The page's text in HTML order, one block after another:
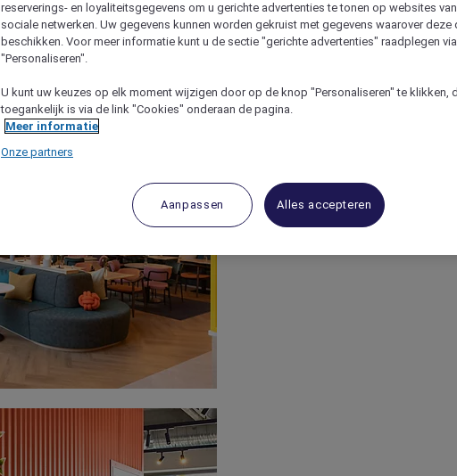
reserverings- en loyaliteitsgegevens om u gerichte advertenties te tonen op websites
sociale netwerken. Uw gegevens kunnen worden gekruist met gegevens waarover deze
beschikken. Voor meer informatie kunt u de sectie "gerichte advertenties" raadplegen
"Personaliseren".
U kunt uw keuzes op elk moment wijzigen door op de knop "Personaliseren" te klikken,
toegankelijk is via de link "Cookies" onderaan de pagina.
Meer informatie
Onze partners
Aanpassen Alles accepteren